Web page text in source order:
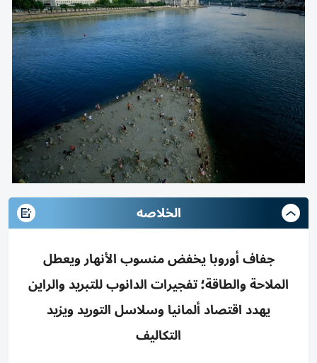
الخلاصه
جفاف أوروبا يخفض منسوب الأنهار ويعطل
الملاحة والطاقة؛ تفجيرات الدانوب للتبريد والراين
يهدد اقتصاد ألمانيا وسلاسل التوريد ويزيد
التكاليف